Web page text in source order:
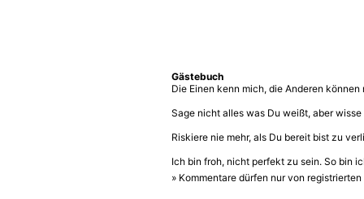
Gästebuch
Die Einen kenn mich, die Anderen können
Sage nicht alles was Du weißt, aber wisse
Riskiere nie mehr, als Du bereit bist zu
Ich bin froh, nicht perfekt zu sein. So bin
» Kommentare dürfen nur von